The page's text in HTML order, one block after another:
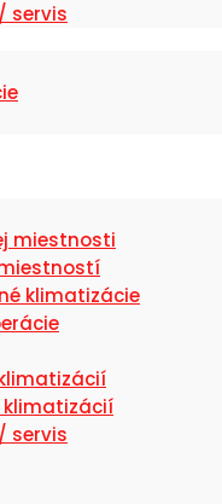
servis
miestnosti
klimatizácie
klimatizácií
servis